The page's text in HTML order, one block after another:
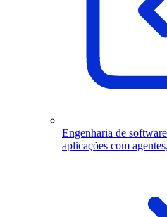
Engenharia de
aplicações com